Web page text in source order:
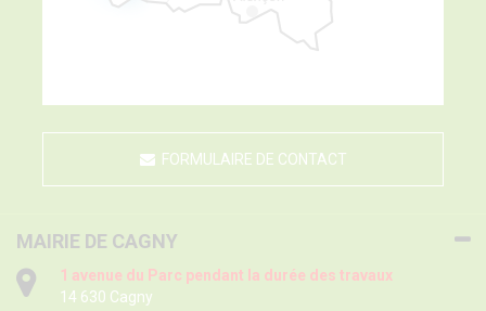
FORMULAIRE DE CONTACT
MAIRIE DE CAGNY
1 avenue du Parc pendant la durée des travaux
14 630 Cagny